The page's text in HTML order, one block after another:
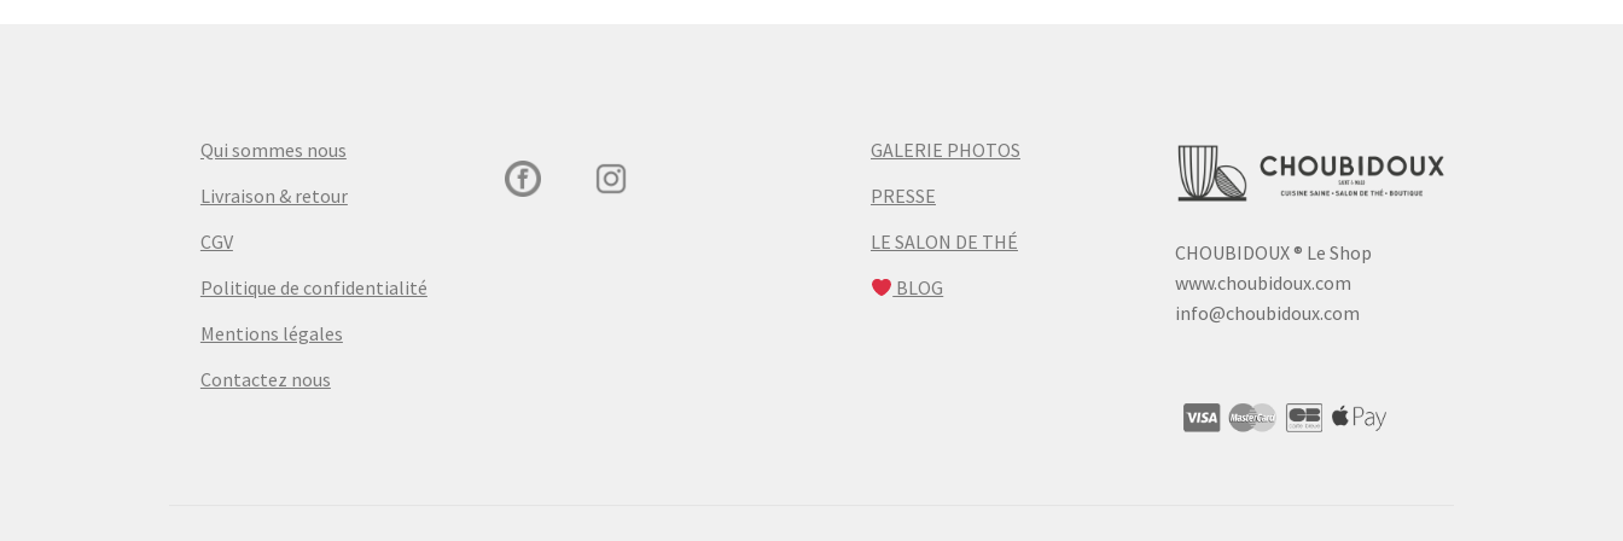
Qui sommes nous
Livraison & retour
CGV
Politique de confidentialité
Mentions légales
Contactez nous
GALERIE PHOTOS
PRESSE
LE SALON DE THÉ
BLOG
CHOUBIDOUX® Le Shop
www.choubidoux.com
info@choubidoux.com